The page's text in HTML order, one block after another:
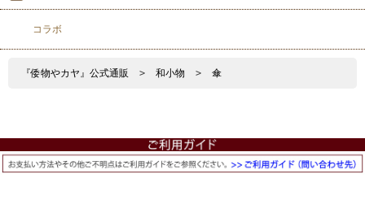
コラボ
『倭物やカヤ』公式通販 > 和小物 > 傘